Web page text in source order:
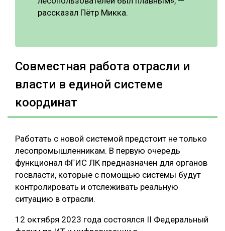
рассказал Пётр Микка.
Совместная работа отрасли и
власти в единой системе
координат
Работать с новой системой предстоит не только
лесопромышленникам. В первую очередь
функционал ФГИС ЛК предназначен для органов
госвласти, которые с помощью системы будут
контролировать и отслеживать реальную
ситуацию в отрасли.
12 октября 2023 года состоялся II Федеральный